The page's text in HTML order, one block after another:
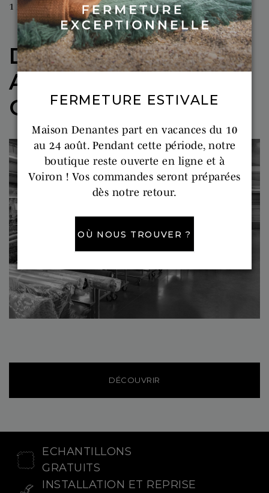
1 maxi drap de bain Olympe 100x150 cm
DÉCOUVREZ NOS
ATELIERS DE
CONFECTION
DÉCOUVRIR
ECHANTILLONS
GRATUITS
INSTALLATION ET REPRISE
FERMETURE ESTIVALE
Maison Denantes part en vacances du 10
au 24 août. Pendant cette période, notre
boutique reste ouverte en ligne et à
Voiron ! Vos commandes seront préparées
dès notre retour.
OÙ NOUS TROUVER ?